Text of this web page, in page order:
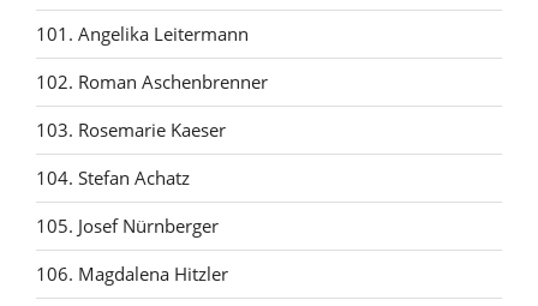
101. Angelika Leitermann
102. Roman Aschenbrenner
103. Rosemarie Kaeser
104. Stefan Achatz
105. Josef Nürnberger
106. Magdalena Hitzler